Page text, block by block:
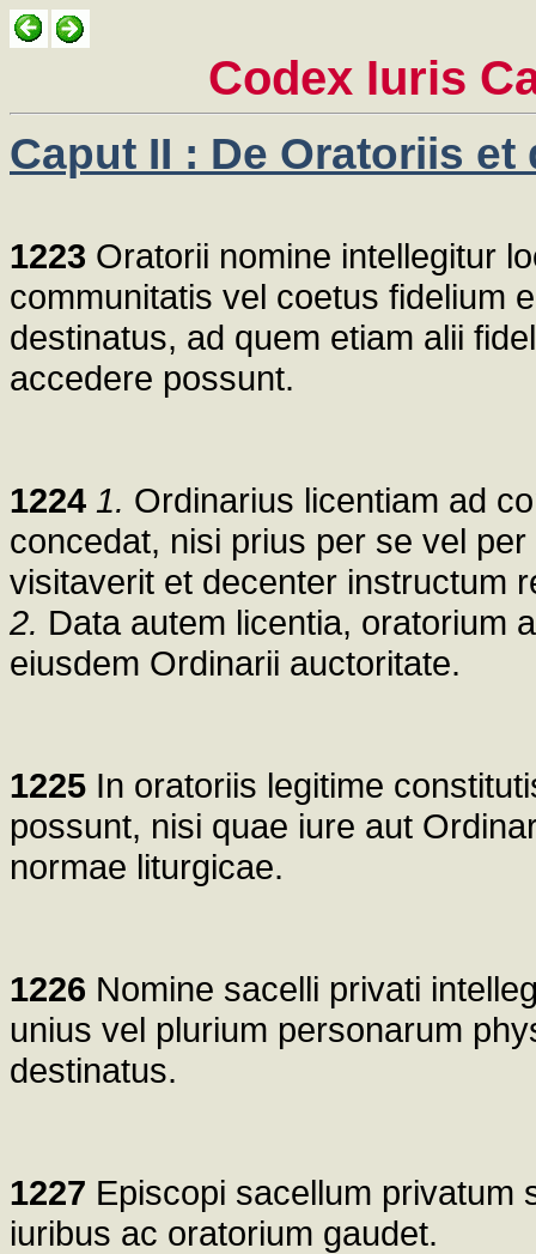
Codex Iuris
Caput II : De Oratoriis
1223 Oratorii nomine intellegitur
communitatis vel coetus fidelium
destinatus, ad quem etiam alii
accedere possunt.
1224 1. Ordinarius licentiam ad
concedat, nisi prius per se vel
visitaverit et decenter instructum
2. Data autem licentia, oratorium
eiusdem Ordinarii auctoritate.
1225 In oratoriis legitime
possunt, nisi quae iure aut
normae liturgicae.
1226 Nomine sacelli privati
unius vel plurium personarum
destinatus.
1227 Episcopi sacellum privatum
iuribus ac oratorium gaudet.